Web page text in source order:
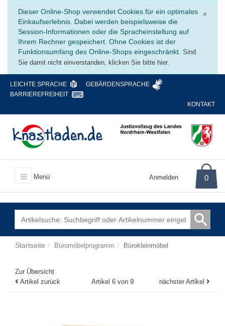
×
Dieser Online-Shop verwendet Cookies für ein optimales
Einkaufserlebnis. Dabei werden beispielsweise die
Session-Informationen oder die Spracheinstellung auf
Ihrem Rechner gespeichert. Ohne Cookies ist der
Funktionsumfang des Online-Shops eingeschränkt. Sind
Sie damit nicht einverstanden, klicken Sie bitte hier.
LEICHTE SPRACHE
GEBÄRDENSPRACHE
BARRIEREFREIHEIT
KONTAKT
Menü Anmelden 0
Startseite Büromöbelprogramm Bürokleinmöbel
Zur Übersicht
Artikel zurück
Artikel 6 von 9 nächster Artikel